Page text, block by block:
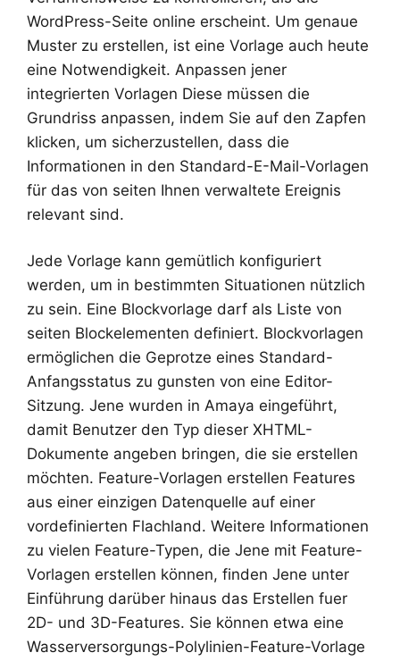
WordPress-Seite online erscheint. Um genaue
Muster zu erstellen, ist eine Vorlage auch heute
eine Notwendigkeit. Anpassen jener
integrierten Vorlagen Diese müssen die
Grundriss anpassen, indem Sie auf den Zapfen
klicken, um sicherzustellen, dass die
Informationen in den Standard-E-Mail-Vorlagen
für das von seiten Ihnen verwaltete Ereignis
relevant sind.
Jede Vorlage kann gemütlich konfiguriert
werden, um in bestimmten Situationen nützlich
zu sein. Eine Blockvorlage darf als Liste von
seiten Blockelementen definiert. Blockvorlagen
ermöglichen die Geprotze eines Standard-
Anfangsstatus zu gunsten von eine Editor-
Sitzung. Jene wurden in Amaya eingeführt,
damit Benutzer den Typ dieser XHTML-
Dokumente angeben bringen, die sie erstellen
möchten. Feature-Vorlagen erstellen Features
aus einer einzigen Datenquelle auf einer
vordefinierten Flachland. Weitere Informationen
zu vielen Feature-Typen, die Jene mit Feature-
Vorlagen erstellen können, finden Jene unter
Einführung darüber hinaus das Erstellen fuer
2D- und 3D-Features. Sie können etwa eine
Wasserversorgungs-Polylinien-Feature-Vorlage